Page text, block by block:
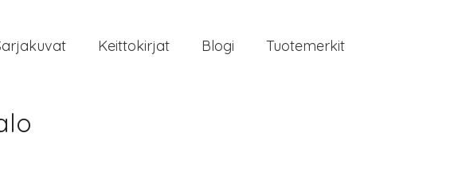
Keittokirjat Blogi Tuotemerkit